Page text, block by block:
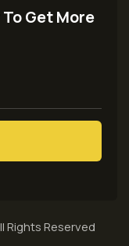
Get More
Rights Reserved